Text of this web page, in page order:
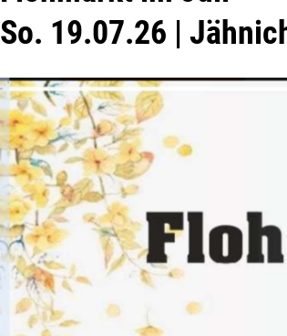
So. 19.07.26 |